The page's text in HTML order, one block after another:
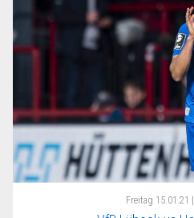
Freitag 15.01.21